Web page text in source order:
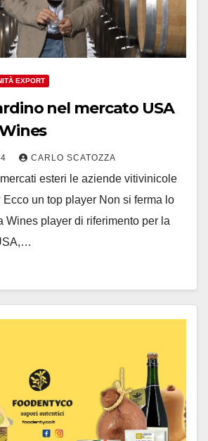
EXPORT
nel mercato USA
CARLO SCATOZZA
esteri le aziende vitivinicole
un top player Non si ferma lo
Wines player di riferimento per la